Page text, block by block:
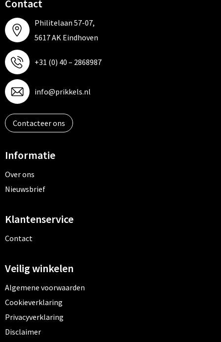
Contact
Philitelaan 57-07,
5617 AK Eindhoven
+31 (0) 40 – 2868987
info@prikkels.nl
Contacteer ons
Informatie
Over ons
Nieuwsbrief
Klantenservice
Contact
Veilig winkelen
Algemene voorwaarden
Cookieverklaring
Privacyverklaring
Disclaimer